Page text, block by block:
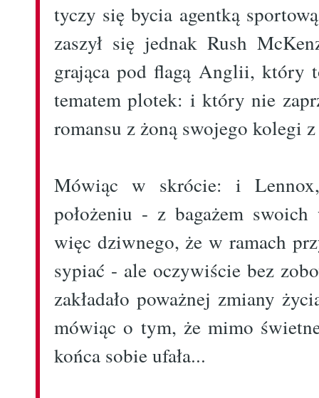
tyczy się bycia agentką
zaszył się jednak Rush
grająca pod flagą Anglii, który
tematem plotek: i który nie
romansu z żoną swojego kolegi
Mówiąc w skrócie: i
położeniu - z bagażem swoich
więc dziwnego, że w ramach
sypiać - ale oczywiście bez
zakładało poważnej zmiany
mówiąc o tym, że mimo
końca sobie ufała...